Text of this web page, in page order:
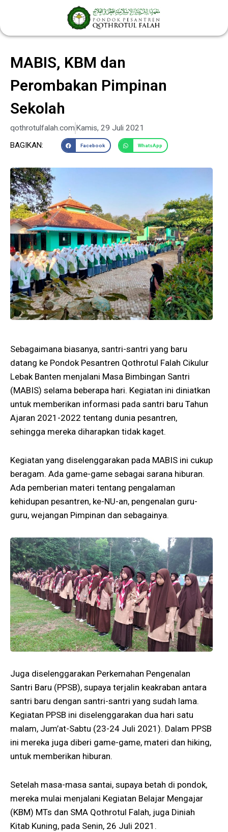
konten
MABIS, KBM dan
Perombakan Pimpinan
Sekolah
qothrotulfalah.com Kamis, 29 Juli 2021
BAGIKAN:
Facebook WhatsApp
Sebagaimana biasanya, santri-santri yang baru
datang ke Pondok Pesantren Qothrotul Falah Cikulur
Lebak Banten menjalani Masa Bimbingan Santri
(MABIS) selama beberapa hari. Kegiatan ini diniatkan
untuk memberikan informasi pada santri baru Tahun
Ajaran 2021-2022 tentang dunia pesantren,
sehingga mereka diharapkan tidak kaget.
Kegiatan yang diselenggarakan pada MABIS ini cukup
beragam. Ada game-game sebagai sarana hiburan.
Ada pemberian materi tentang pengalaman
kehidupan pesantren, ke-NU-an, pengenalan guru-
guru, wejangan Pimpinan dan sebagainya.
Juga diselenggarakan Perkemahan Pengenalan
Santri Baru (PPSB), supaya terjalin keakraban antara
santri baru dengan santri-santri yang sudah lama.
Kegiatan PPSB ini diselenggarakan dua hari satu
malam, Jum’at-Sabtu (23-24 Juli 2021). Dalam PPSB
ini mereka juga diberi game-game, materi dan hiking,
untuk memberikan hiburan.
Setelah masa-masa santai, supaya betah di pondok,
mereka mulai menjalani Kegiatan Belajar Mengajar
(KBM) MTs dan SMA Qothrotul Falah, juga Diniah
Kitab Kuning, pada Senin, 26 Juli 2021.